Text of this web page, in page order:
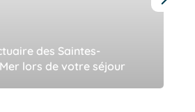
des Saintes-
lors de votre séjour